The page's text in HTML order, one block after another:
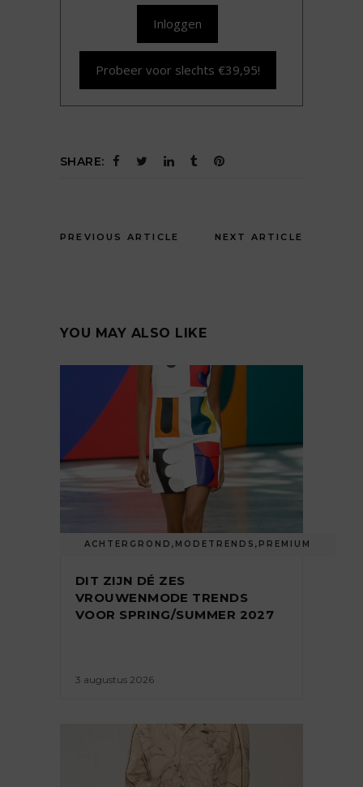
Inloggen
Probeer voor slechts €39,95!
SHARE:
PREVIOUS ARTICLE NEXT ARTICLE
YOU MAY ALSO LIKE
ACHTERGROND , MODETRENDS , PREMIUM
DIT ZIJN DÉ ZES
VROUWENMODE TRENDS
VOOR SPRING/SUMMER 2027
3 augustus 2026